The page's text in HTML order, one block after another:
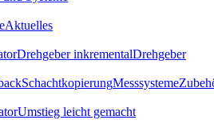
Aktuelles
Drehgeber inkrementalDrehgeber
SchachtkopierungMesssysteme
Umstieg leicht gemacht